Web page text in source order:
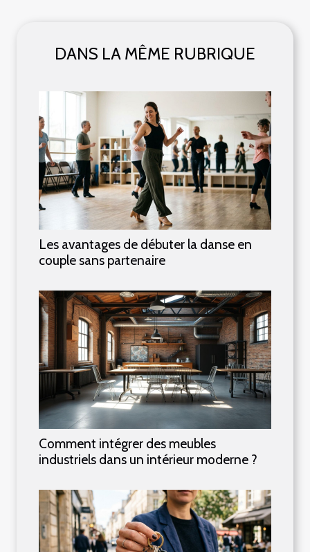
DANS LA MÊME RUBRIQUE
Les avantages de débuter la danse en
couple sans partenaire
Comment intégrer des meubles
industriels dans un intérieur moderne ?